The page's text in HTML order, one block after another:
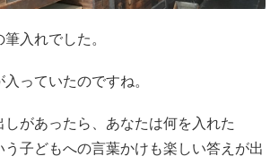
入れでした。
っていたのですね。
しがあったら、あなたは何を入れた
う子どもへの言葉かけも楽しい答えが出